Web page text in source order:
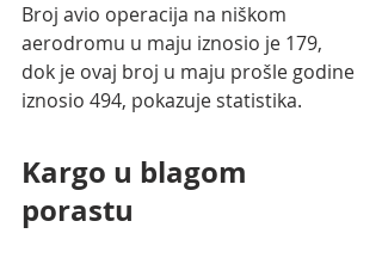
Broj avio operacija na niškom
aerodromu u maju iznosio je 179,
dok je ovaj broj u maju prošle godine
iznosio 494, pokazuje statistika.
Kargo u blagom
porastu